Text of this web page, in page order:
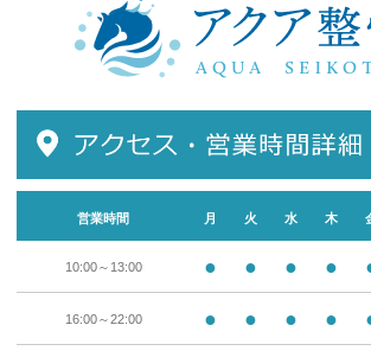
営業時間 月 火 水 木
10:00～13:00 ● ● ● ●
16:00～22:00 ● ● ● ●